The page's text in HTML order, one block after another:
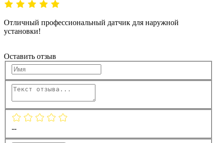
Отличный профессиональный датчик для наружной
установки!
Оставить отзыв
--